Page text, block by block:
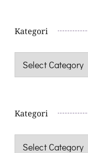
Kategori
Kategori
Kategori
Kategori